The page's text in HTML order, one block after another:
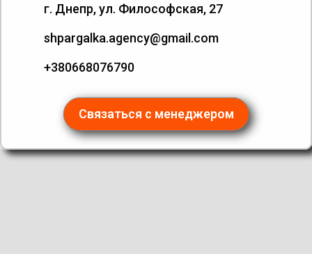
г. Днепр, ул. Философская, 27
shpargalka.agency@gmail.com
+380668076790
Связаться с менеджером